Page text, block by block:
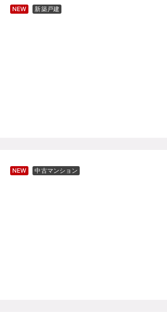
NEW 新築戸建
NEW 中古マンション